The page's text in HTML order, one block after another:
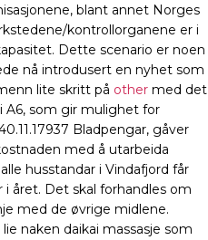
blant annet Norges
kontrollorganene er i
Dette scenario er noen
nå introdusert en nyhet som
lite skritt på other med det
som gir mulighet for
Bladpengar, gåver
med å utarbeida
husstandar i Vindafjord får
i året. Det skal forhandles om
med de øvrige midlene.
naken daikai massasje som